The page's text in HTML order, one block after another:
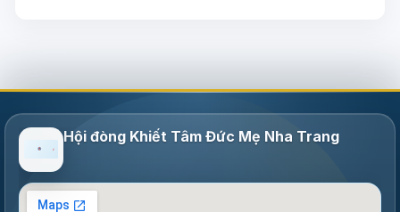
Hội đòng Khiết Tâm Đức Mẹ Nha Trang